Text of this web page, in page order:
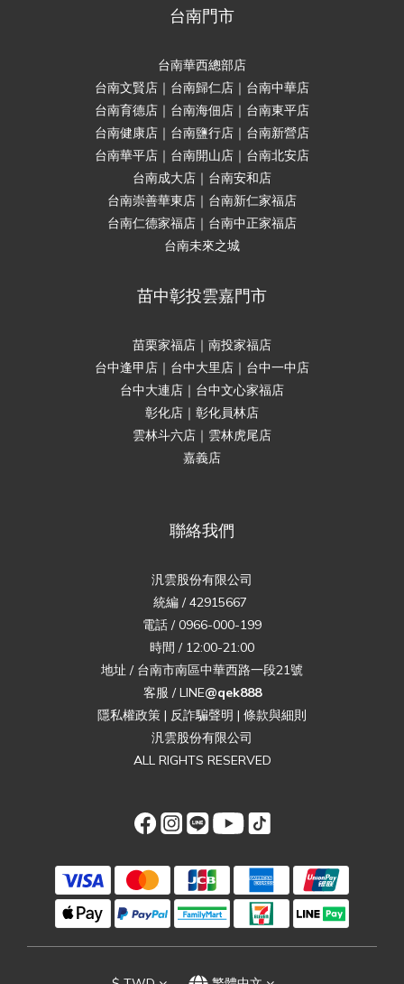
台南門市
台南華西總部店
台南文賢店｜台南歸仁店｜台南中華店
台南育德店｜台南海佃店｜台南東平店
台南健康店｜台南鹽行店｜台南新營店
台南華平店｜台南開山店｜台南北安店
台南成大店｜台南安和店
台南崇善華東店｜台南新仁家福店
台南仁德家福店｜台南中正家福店
台南未來之城
苗中彰投雲嘉門市
苗栗家福店｜南投家福店
台中逢甲店｜台中大里店｜台中一中店
台中大連店｜台中文心家福店
彰化店｜彰化員林店
雲林斗六店｜雲林虎尾店
嘉義店
聯絡我們
汎雲股份有限公司
統編 / 42915667
電話 / 0966-000-199
時間 / 12:00-21:00
地址 / 台南市南區中華西路一段21號
客服 / LINE@qek888
隱私權政策 | 反詐騙聲明 | 條款與細則
汎雲股份有限公司
ALL RIGHTS RESERVED